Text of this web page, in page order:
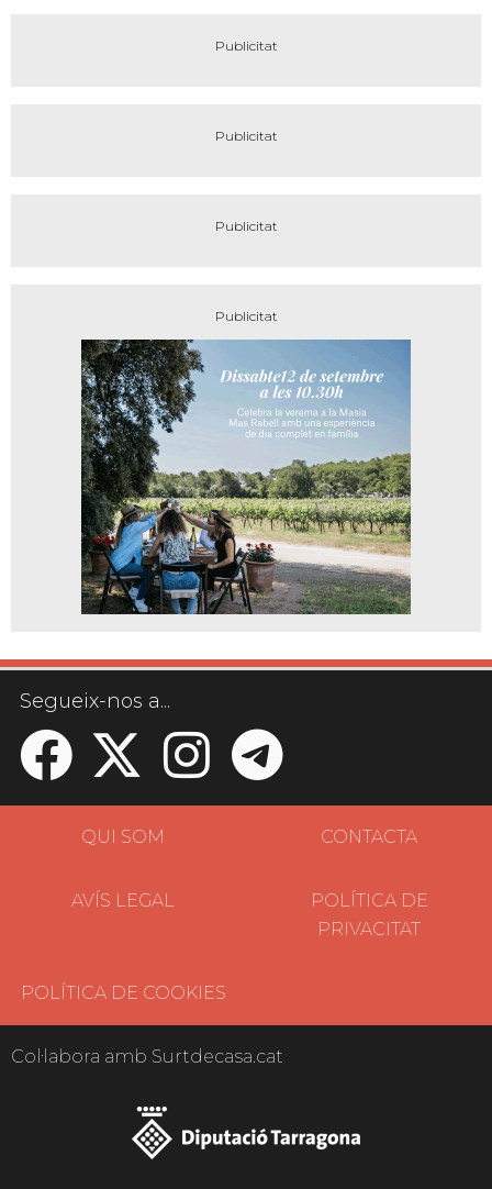
Segueix-nos a...
QUI SOM CONTACTA
AVÍS LEGAL
POLÍTICA DE
PRIVACITAT
POLÍTICA DE COOKIES
Col·labora amb Surtdecasa.cat